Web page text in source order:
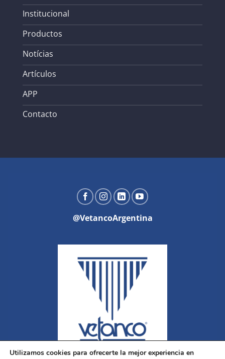
Institucional
Productos
Notícias
Artículos
APP
Contacto
@VetancoArgentina
Utilizamos cookies para ofrecerte la mejor experiencia en